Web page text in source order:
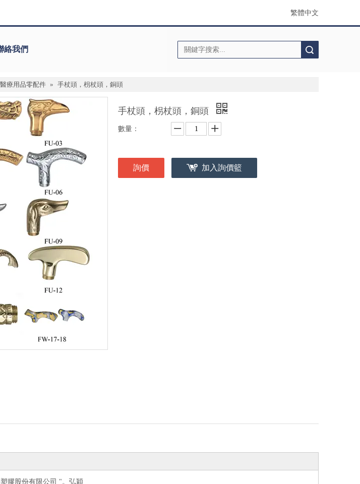
繁體中文
絡我們
醫療用品零配件 » 手杖頭，枴杖頭，銅頭
手杖頭，枴杖頭，銅頭
數量：
詢價 加入詢價籃
膠股份有限公司 "。弘穎